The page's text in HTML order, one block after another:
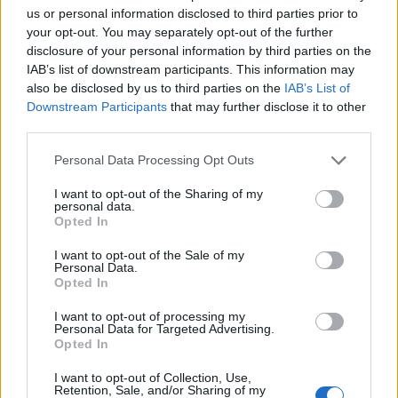
us or personal information disclosed to third parties prior to
your opt-out. You may separately opt-out of the further
disclosure of your personal information by third parties on the
IAB’s list of downstream participants. This information may
also be disclosed by us to third parties on the IAB’s List of
Downstream Participants that may further disclose it to other
Personal Data Processing Opt Outs
I want to opt-out of the Sharing of my
personal data.
Opted In
I want to opt-out of the Sale of my
Personal Data.
Opted In
I want to opt-out of processing my
Personal Data for Targeted Advertising.
Opted In
I want to opt-out of Collection, Use,
Retention, Sale, and/or Sharing of my
Εξοικονομώ κατ' ουσίαν